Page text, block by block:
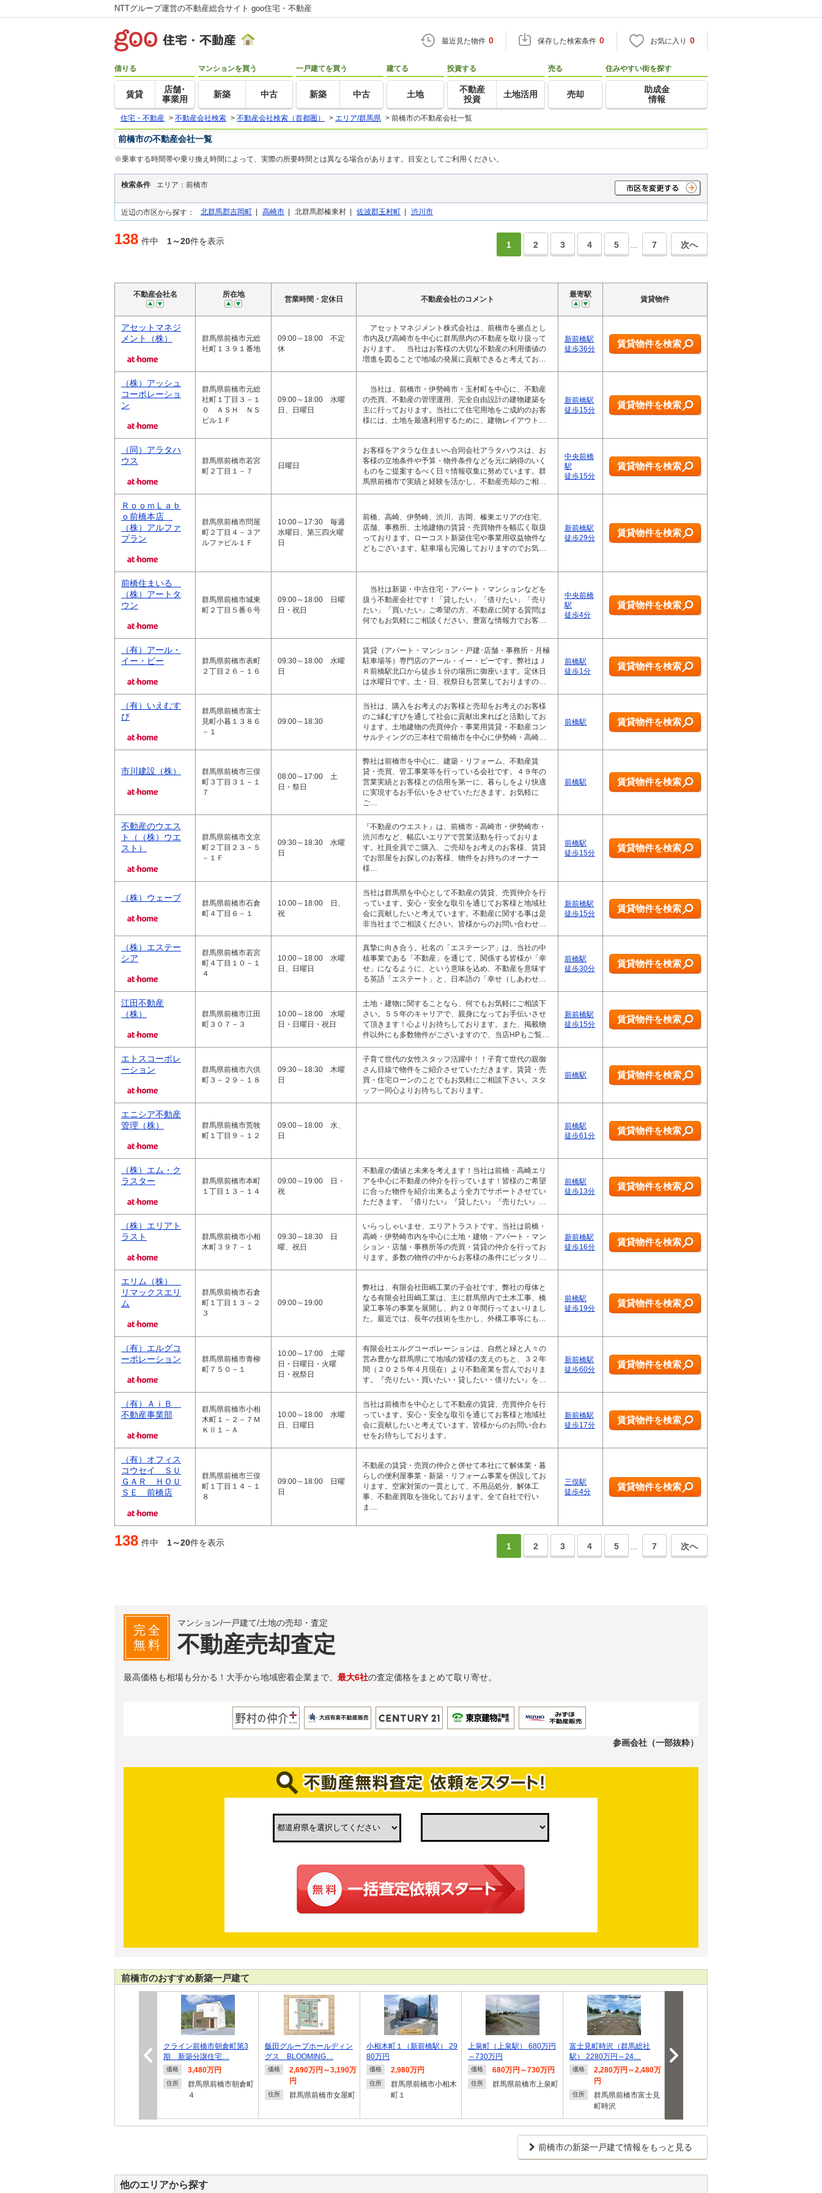
NTTグループ運営の不動産総合サイト goo住宅・不動産
最近見た物件 0 保存した検索条件 0 お気に入り 0
借りる
賃貸
店舗･
事業用
マンションを買う
新築 中古
一戸建てを買う
新築 中古
建てる
土地
投資する
不動産
投資
土地活用
売る
売却
住みやすい街を探す
助成金
情報
住宅・不動産 > 不動産会社検索 > 不動産会社検索（首都圏） > エリア/群馬県 > 前橋市の不動産会社一覧
前橋市の不動産会社一覧
※乗車する時間帯や乗り換え時間によって、実際の所要時間とは異なる場合があります。目安としてご利用ください。
検索条件 エリア：前橋市
近辺の市区から探す： 北群馬郡吉岡町 | 高崎市 | 北群馬郡榛東村 | 佐波郡玉村町 | 渋川市
138 件中 1～20件を表示 1 2 3 4 5 … 7 次へ
不動産会社名 所在地
営業時間・定休日 不動産会社のコメント
最寄駅
賃貸物件
アセットマネジ
メント（株）
群馬県前橋市元総
社町１３９１番地
09:00～18:00 不定
休
アセットマネジメント株式会社は、前橋市を拠点とし
市内及び高崎市を中心に群馬県内の不動産を取り扱って
おります。 当社はお客様の大切な不動産の利用価値の
増進を図ることで地域の発展に貢献できると考えてお…
新前橋駅
徒歩36分
賃貸物件を検索
（株）アッシュ
コーポレーショ
ン
群馬県前橋市元総
社町１丁目３－１
０ ＡＳＨ ＮＳ
ビル１Ｆ
09:00～18:00 水曜
日、日曜日
当社は、前橋市・伊勢崎市・玉村町を中心に、不動産
の売買、不動産の管理運用、完全自由設計の建物建築を
主に行っております。当社にて住宅用地をご成約のお客
様には、土地を最適利用するために、建物レイアウト…
新前橋駅
徒歩15分
賃貸物件を検索
（同）アラタハ
ウス
群馬県前橋市若宮
町２丁目１－７
日曜日
お客様をアタラな住まいへ合同会社アラタハウスは、お
客様の立地条件や予算・物件条件などを元に納得のいく
ものをご提案するべく日々情報収集に努めています。群
馬県前橋市で実績と経験を活かし、不動産売却のご相…
中央前橋
駅
徒歩15分
賃貸物件を検索
ＲｏｏｍＬａｂ
ｏ前橋本店
（株）アルファ
プラン
群馬県前橋市問屋
町２丁目４－３ア
ルファビル１Ｆ
10:00～17:30 毎週
水曜日、第三四火曜
日
前橋、高崎、伊勢崎、渋川、吉岡、榛東エリアの住宅、
店舗、事務所、土地建物の賃貸・売買物件を幅広く取扱
っております。ローコスト新築住宅や事業用収益物件な
どもございます。駐車場も完備しておりますのでお気…
新前橋駅
徒歩29分
賃貸物件を検索
前橋住まいる
（株）アートタ
ウン
群馬県前橋市城東
町２丁目５番６号
09:00～18:00 日曜
日・祝日
当社は新築・中古住宅・アパート・マンションなどを
扱う不動産会社です！「貸したい」「借りたい」「売り
たい」「買いたい」ご希望の方、不動産に関する質問は
何でもお気軽にご相談ください。豊富な情報力でお客…
中央前橋
駅
徒歩4分
賃貸物件を検索
（有）アール・
イー・ビー
群馬県前橋市表町
２丁目２６－１６
09:30～18:00 水曜
日
賃貸（アパート・マンション・戸建･店舗・事務所・月極
駐車場等）専門店のアール・イー・ビーです。弊社はＪ
Ｒ前橋駅北口から徒歩１分の場所に御座います。定休日
は水曜日です。土・日、祝祭日も営業しておりますの…
前橋駅
徒歩1分
賃貸物件を検索
（有）いえむす
び
群馬県前橋市富士
見町小暮１３８６
－１
09:00～18:30
当社は、購入をお考えのお客様と売却をお考えのお客様
のご縁むすびを通して社会に貢献出来ればと活動してお
ります。土地建物の売買仲介・事業用賃貸・不動産コン
サルティングの三本柱で前橋市を中心に伊勢崎・高崎…
前橋駅 賃貸物件を検索
市川建設（株）
群馬県前橋市三俣
町３丁目３１－１
７
08:00～17:00 土
日・祭日
弊社は前橋市を中心に、建築・リフォーム、不動産賃
貸・売買、管工事業等を行っている会社です。４９年の
営業実績とお客様との信用を第一に、暮らしをより快適
に実現するお手伝いをさせていただきます。お気軽に
ご…
前橋駅 賃貸物件を検索
不動産のウエス
ト（（株）ウエ
スト）
群馬県前橋市文京
町２丁目２３－５
－１Ｆ
09:30～18:30 水曜
日
『不動産のウエスト』は、前橋市・高崎市・伊勢崎市・
渋川市など、幅広いエリアで営業活動を行っておりま
す。社員全員でご購入、ご売却をお考えのお客様、賃貸
でお部屋をお探しのお客様、物件をお持ちのオーナー
様…
前橋駅
徒歩15分
賃貸物件を検索
（株）ウェーブ
群馬県前橋市石倉
町４丁目６－１
10:00～18:00 日、
祝
当社は群馬県を中心として不動産の賃貸、売買仲介を行
っています。安心・安全な取引を通じてお客様と地域社
会に貢献したいと考えています。不動産に関する事は是
非当社までご相談ください。皆様からのお問い合わせ…
新前橋駅
徒歩15分
賃貸物件を検索
（株）エステー
シア
群馬県前橋市若宮
町４丁目１０－１
４
10:00～18:00 水曜
日、日曜日
真摯に向き合う。社名の「エステーシア」は、当社の中
核事業である「不動産」を通じて、関係する皆様が「幸
せ」になるように、という意味を込め、不動産を意味す
る英語「エステート」と、日本語の「幸せ（しあわせ…
前橋駅
徒歩30分
賃貸物件を検索
江田不動産
（株）
群馬県前橋市江田
町３０７－３
10:00～18:00 水曜
日・日曜日・祝日
土地・建物に関することなら、何でもお気軽にご相談下
さい。５５年のキャリアで、親身になってお手伝いさせ
て頂きます！心よりお待ちしております。また、掲載物
件以外にも多数物件がございますので、当店HPもご覧…
新前橋駅
徒歩15分
賃貸物件を検索
エトスコーポレ
ーション
群馬県前橋市六供
町３－２９－１８
09:30～18:30 木曜
日
子育て世代の女性スタッフ活躍中！！子育て世代の親御
さん目線で物件をご紹介させていただきます。賃貸・売
買・住宅ローンのことでもお気軽にご相談下さい。スタ
ッフ一同心よりお待ちしております。
前橋駅 賃貸物件を検索
エニシア不動産
管理（株）
群馬県前橋市荒牧
町１丁目９－１２
09:00～18:00 水、
日
前橋駅
徒歩61分
賃貸物件を検索
（株）エム・ク
ラスター
群馬県前橋市本町
１丁目１３－１４
09:00～19:00 日・
祝
不動産の価値と未来を考えます！当社は前橋・高崎エリ
アを中心に不動産の仲介を行っています！皆様のご希望
に合った物件を紹介出来るよう全力でサポートさせてい
ただきます。『借りたい』『貸したい』『売りたい』…
前橋駅
徒歩13分
賃貸物件を検索
（株）エリアト
ラスト
群馬県前橋市小相
木町３９７－１
09:30～18:30 日
曜、祝日
いらっしゃいませ、エリアトラストです。当社は前橋・
高崎・伊勢崎市内を中心に土地・建物・アパート・マン
ション・店舗・事務所等の売買・賃貸の仲介を行ってお
ります。多数の物件の中からお客様の条件にピッタリ…
新前橋駅
徒歩16分
賃貸物件を検索
エリム（株）
リマックスエリ
ム
群馬県前橋市石倉
町１丁目１３－２
３
09:00～19:00
弊社は、有限会社田嶋工業の子会社です。弊社の母体と
なる有限会社田嶋工業は、主に群馬県内で土木工事、橋
梁工事等の事業を展開し、約２０年間行ってまいりまし
た。最近では、長年の技術を生かし、外構工事等にも…
前橋駅
徒歩19分
賃貸物件を検索
（有）エルグコ
ーポレーション
群馬県前橋市青柳
町７５０－１
10:00～17:00 土曜
日・日曜日・火曜
日・祝祭日
有限会社エルグコーポレーションは、自然と緑と人々の
営み豊かな群馬県にて地域の皆様の支えのもと、３２年
間（２０２５年４月現在）より不動産業を営んでおりま
す。『売りたい・買いたい・貸したい・借りたい』を…
新前橋駅
徒歩60分
賃貸物件を検索
（有）ＡｉＢ
不動産事業部
群馬県前橋市小相
木町１－２－７Ｍ
ＫⅡ１－Ａ
10:00～18:00 水曜
日、日曜日
当社は前橋市を中心として不動産の賃貸、売買仲介を行
っています。安心・安全な取引を通じてお客様と地域社
会に貢献したいと考えています。皆様からのお問い合わ
せをお待ちしております。
新前橋駅
徒歩17分
賃貸物件を検索
（有）オフィス
コウセイ ＳＵ
ＧＡＲ ＨＯＵ
ＳＥ 前橋店
群馬県前橋市三俣
町１丁目１４－１
８
09:00～18:00 日曜
日
不動産の賃貸・売買の仲介と併せて本社にて解体業・暮
らしの便利屋事業・新築・リフォーム事業を併設してお
ります。空家対策の一貫として、不用品処分、解体工
事、不動産買取を強化しております。全て自社で行い
ま…
三俣駅
徒歩4分
賃貸物件を検索
138 件中 1～20件を表示 1 2 3 4 5 … 7 次へ
完全
無料
マンション/一戸建て/土地の売却・査定
不動産売却査定
最高価格も相場も分かる！大手から地域密着企業まで、 最大6社の査定価格をまとめて取り寄せ。
参画会社（一部抜粋）
前橋市のおすすめ新築一戸建て
クライン前橋市朝倉町第3
期 新築分譲住宅…
価格 3,480万円
住所
群馬県前橋市朝倉町
４
飯田グループホールディン
グス BLOOMING…
価格
2,690万円～3,190万
円
住所 群馬県前橋市女屋町
小相木町１（新前橋駅） 29
80万円
価格 2,980万円
住所
群馬県前橋市小相木
町１
上泉町（上泉駅） 680万円
～730万円
価格 680万円～730万円
住所 群馬県前橋市上泉町
富士見町時沢（群馬総社
駅） 2280万円～24…
価格
2,280万円～2,480万
円
住所
群馬県前橋市富士見
町時沢
3080万円
前橋市の新築一戸建て情報をもっと見る
他のエリアから探す